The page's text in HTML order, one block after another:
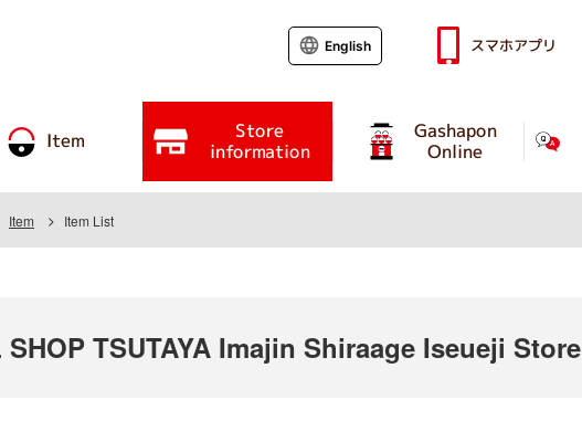
Item Store
information
Gashapon
Online
English スマホアプリ
Item Item List
TSUTAYA Imajin Shiraage Iseueji Store